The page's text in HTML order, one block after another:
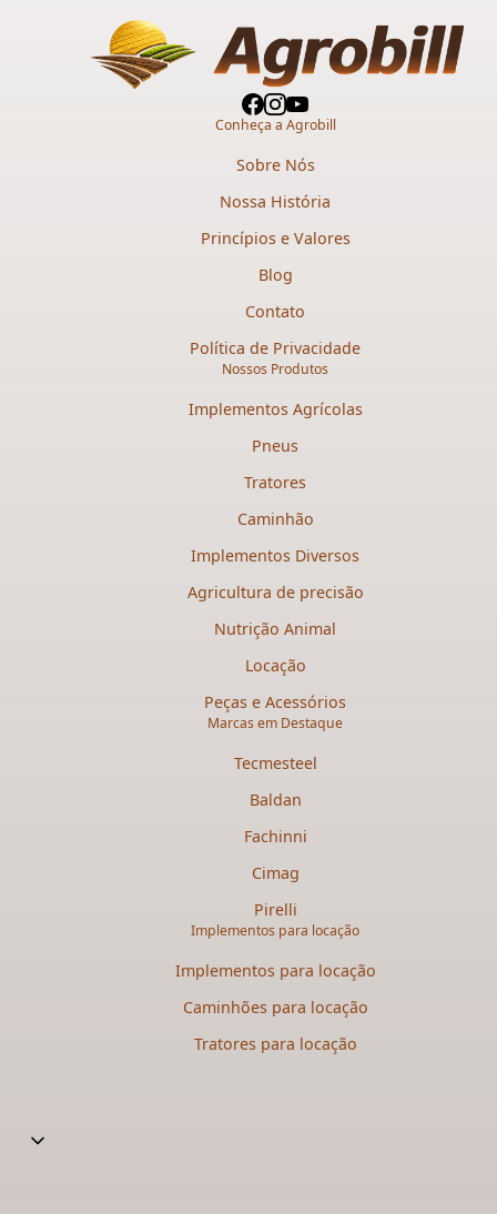
Conheça a Agrobill
Sobre Nós
Nossa História
Princípios e Valores
Blog
Contato
Política de Privacidade
Nossos Produtos
Implementos Agrícolas
Pneus
Tratores
Caminhão
Implementos Diversos
Agricultura de precisão
Nutrição Animal
Locação
Peças e Acessórios
Marcas em Destaque
Tecmesteel
Baldan
Fachinni
Cimag
Pirelli
Implementos para locação
Implementos para locação
Caminhões para locação​
Tratores para locação​